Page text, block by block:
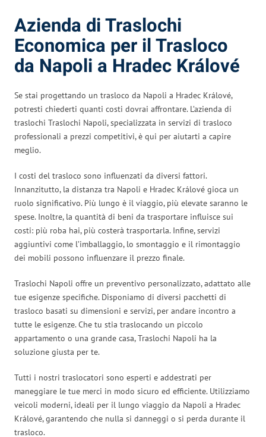
Azienda di Traslochi
Economica per il Trasloco
da Napoli a Hradec Králové
Se stai progettando un trasloco da Napoli a Hradec Králové,
potresti chiederti quanti costi dovrai affrontare. L’azienda di
traslochi Traslochi Napoli, specializzata in servizi di trasloco
professionali a prezzi competitivi, è qui per aiutarti a capire
meglio.
I costi del trasloco sono influenzati da diversi fattori.
Innanzitutto, la distanza tra Napoli e Hradec Králové gioca un
ruolo significativo. Più lungo è il viaggio, più elevate saranno le
spese. Inoltre, la quantità di beni da trasportare influisce sui
costi: più roba hai, più costerà trasportarla. Infine, servizi
aggiuntivi come l’imballaggio, lo smontaggio e il rimontaggio
dei mobili possono influenzare il prezzo finale.
Traslochi Napoli offre un preventivo personalizzato, adattato alle
tue esigenze specifiche. Disponiamo di diversi pacchetti di
trasloco basati su dimensioni e servizi, per andare incontro a
tutte le esigenze. Che tu stia traslocando un piccolo
appartamento o una grande casa, Traslochi Napoli ha la
soluzione giusta per te.
Tutti i nostri traslocatori sono esperti e addestrati per
maneggiare le tue merci in modo sicuro ed efficiente. Utilizziamo
veicoli moderni, ideali per il lungo viaggio da Napoli a Hradec
Králové, garantendo che nulla si danneggi o si perda durante il
trasloco.